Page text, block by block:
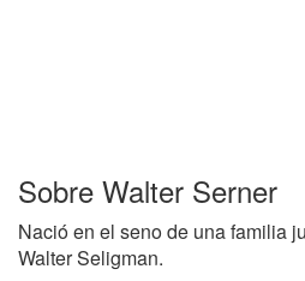
Sobre Walter Serner
Nació en el seno de una familia
Walter Seligman.